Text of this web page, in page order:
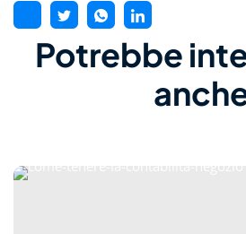
Potrebbe